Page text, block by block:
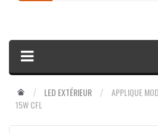
LED EXTÉRIEUR
APPLIQUE
15W CFL